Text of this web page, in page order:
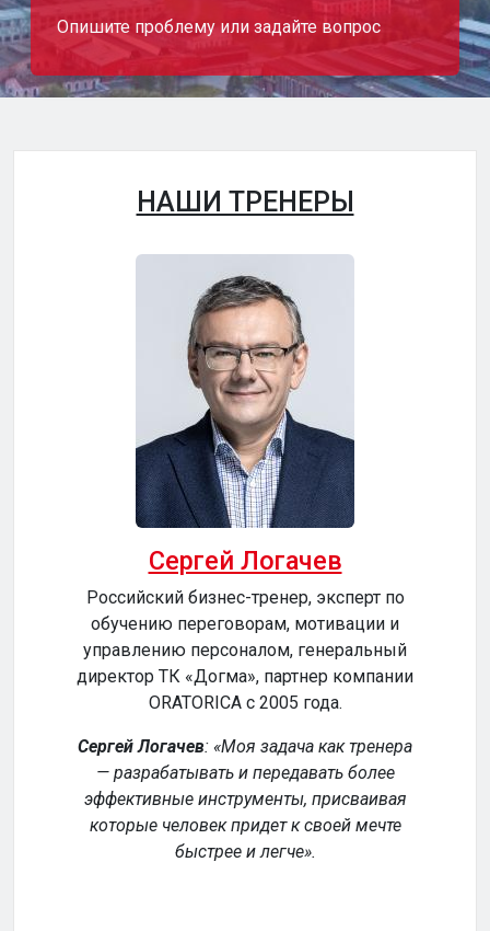
Опишите проблему или задайте вопрос
НАШИ ТРЕНЕРЫ
Сергей Логачев
Российский бизнес-тренер, эксперт по
обучению переговорам, мотивации и
управлению персоналом, генеральный
директор ТК «Догма», партнер компании
ORATORICA c 2005 года.
Сергей Логачев: Моя задача как тренера
— разрабатывать и передавать более
эффективные инструменты, присваивая
которые человек придет к своей мечте
быстрее и легче .